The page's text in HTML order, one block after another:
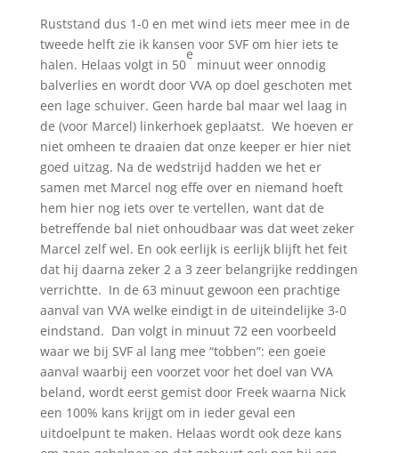
Ruststand dus 1-0 en met wind iets meer mee in de
tweede helft zie ik kansen voor SVF om hier iets te
halen. Helaas volgt in 50
e
minuut weer onnodig
balverlies en wordt door VVA op doel geschoten met
een lage schuiver. Geen harde bal maar wel laag in
de (voor Marcel) linkerhoek geplaatst. We hoeven er
niet omheen te draaien dat onze keeper er hier niet
goed uitzag. Na de wedstrijd hadden we het er
samen met Marcel nog effe over en niemand hoeft
hem hier nog iets over te vertellen, want dat de
betreffende bal niet onhoudbaar was dat weet zeker
Marcel zelf wel. En ook eerlijk is eerlijk blijft het feit
dat hij daarna zeker 2 a 3 zeer belangrijke reddingen
verrichtte. In de 63 minuut gewoon een prachtige
aanval van VVA welke eindigt in de uiteindelijke 3-0
eindstand. Dan volgt in minuut 72 een voorbeeld
waar we bij SVF al lang mee “tobben”: een goeie
aanval waarbij een voorzet voor het doel van VVA
beland, wordt eerst gemist door Freek waarna Nick
een 100% kans krijgt om in ieder geval een
uitdoelpunt te maken. Helaas wordt ook deze kans